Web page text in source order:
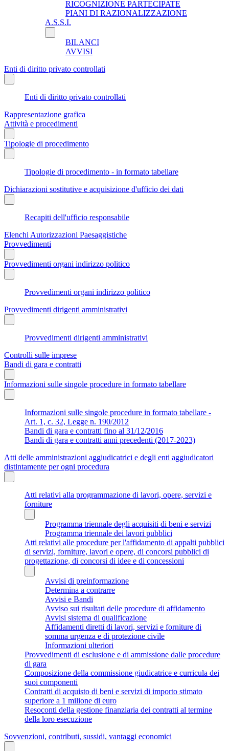
RICOGNIZIONE PARTECIPATE
PIANI DI RAZIONALIZZAZIONE
A.S.S.I.
BILANCI
AVVISI
Enti di diritto privato controllati
Enti di diritto privato controllati
Rappresentazione grafica
Attività e procedimenti
Tipologie di procedimento
Tipologie di procedimento - in formato tabellare
Dichiarazioni sostitutive e acquisizione d'ufficio dei dati
Recapiti dell'ufficio responsabile
Elenchi Autorizzazioni Paesaggistiche
Provvedimenti
Provvedimenti organi indirizzo politico
Provvedimenti organi indirizzo politico
Provvedimenti dirigenti amministrativi
Provvedimenti dirigenti amministrativi
Controlli sulle imprese
Bandi di gara e contratti
Informazioni sulle singole procedure in formato tabellare
Informazioni sulle singole procedure in formato tabellare -
Art. 1, c. 32, Legge n. 190/2012
Bandi di gara e contratti fino al 31/12/2016
Bandi di gara e contratti anni precedenti (2017-2023)
Atti delle amministrazioni aggiudicatrici e degli enti aggiudicatori
distintamente per ogni procedura
Atti relativi alla programmazione di lavori, opere, servizi e
forniture
Programma triennale degli acquisiti di beni e servizi
Programma triennale dei lavori pubblici
Atti relativi alle procedure per l'affidamento di appalti pubblici
di servizi, forniture, lavori e opere, di concorsi pubblici di
progettazione, di concorsi di idee e di concessioni
Avvisi di preinformazione
Determina a contrarre
Avvisi e Bandi
Avviso sui risultati delle procedure di affidamento
Avvisi sistema di qualificazione
Affidamenti diretti di lavori, servizi e forniture di
somma urgenza e di protezione civile
Informazioni ulteriori
Provvedimenti di esclusione e di ammissione dalle procedure
di gara
Composizione della commissione giudicatrice e curricula dei
suoi componenti
Contratti di acquisto di beni e servizi di importo stimato
superiore a 1 milione di euro
Resoconti della gestione finanziaria dei contratti al termine
della loro esecuzione
Sovvenzioni, contributi, sussidi, vantaggi economici